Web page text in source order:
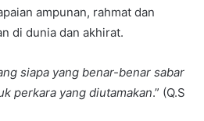
ampunan, rahmat dan
di dunia dan akhirat.
siapa yang benar-benar sabar
perkara yang diutamakan.” (Q.S